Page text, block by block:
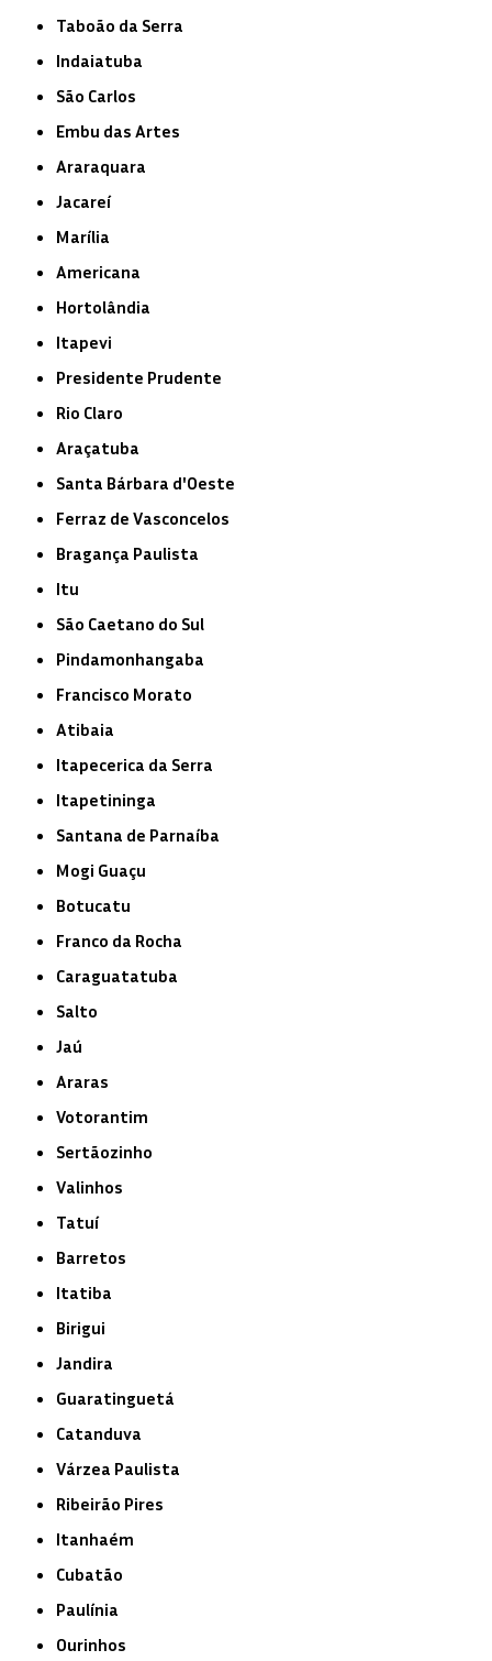
Taboão da Serra
Indaiatuba
São Carlos
Embu das Artes
Araraquara
Jacareí
Marília
Americana
Hortolândia
Itapevi
Presidente Prudente
Rio Claro
Araçatuba
Santa Bárbara d'Oeste
Ferraz de Vasconcelos
Bragança Paulista
Itu
São Caetano do Sul
Pindamonhangaba
Francisco Morato
Atibaia
Itapecerica da Serra
Itapetininga
Santana de Parnaíba
Mogi Guaçu
Botucatu
Franco da Rocha
Caraguatatuba
Salto
Jaú
Araras
Votorantim
Sertãozinho
Valinhos
Tatuí
Barretos
Itatiba
Birigui
Jandira
Guaratinguetá
Catanduva
Várzea Paulista
Ribeirão Pires
Itanhaém
Cubatão
Paulínia
Ourinhos